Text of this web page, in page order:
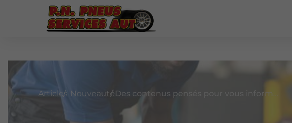
Articles Nouveauté Des contenus pensés pour vous informer, vous inspirer, vous guider